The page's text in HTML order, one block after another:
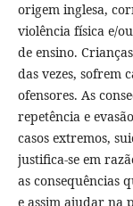
origem inglesa,
violência física e/
de ensino.
das vezes, sofrem
ofensores. As
repetência e
casos extremos,
justifica-se em
as consequências
e assim ajudar na